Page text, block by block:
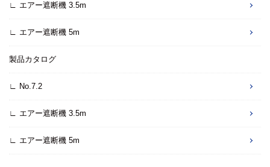
∟ エアー遮断機 3.5m
∟ エアー遮断機 5m
製品カタログ
∟ No.7.2
∟ エアー遮断機 3.5m
∟ エアー遮断機 5m